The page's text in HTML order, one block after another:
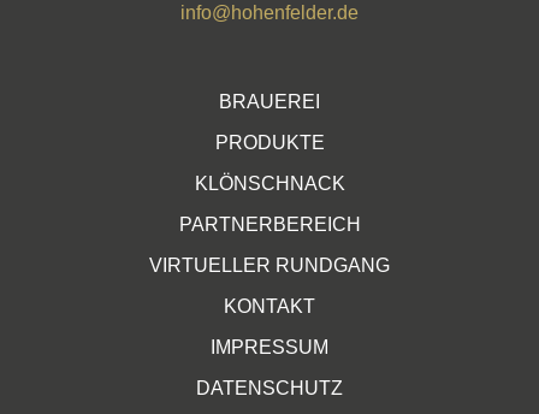
info@hohenfelder.de
BRAUEREI
PRODUKTE
KLÖNSCHNACK
PARTNERBEREICH
VIRTUELLER RUNDGANG
KONTAKT
IMPRESSUM
DATENSCHUTZ